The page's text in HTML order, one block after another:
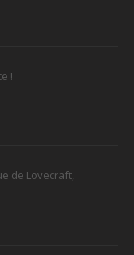
!
de Lovecraft,